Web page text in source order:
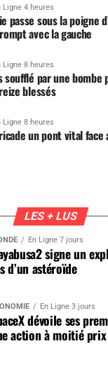
Ligne 4 heures
passe sous la poigne
avec la gauche
Ligne 8 heures
soufflé par une bombe
blessés
Ligne 8 heures
un pont vital face
LES + LUS
En Ligne 7 jours
signe un
d’un astéroïde
En Ligne 3 jours
dévoile ses
action à moitié prix